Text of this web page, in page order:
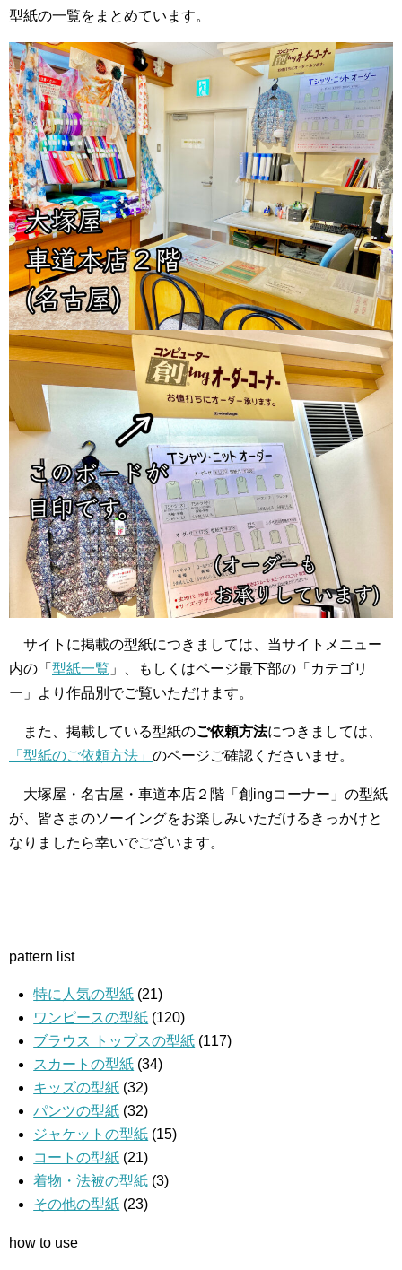
型紙の一覧をまとめています。
サイトに掲載の型紙につきましては、当サイトメニュー
内の「 型紙一覧 」、もしくはページ最下部の「カテゴリ
ー」より作品別でご覧いただけます。
また、掲載している型紙のご依頼方法につきましては、
「型紙のご依頼方法」 のページご確認くださいませ。
大塚屋・名古屋・車道本店２階「創ingコーナー」の型紙
が、皆さまのソーイングをお楽しみいただけるきっかけと
なりましたら幸いでございます。
pattern list
特に人気の型紙 (21)
ワンピースの型紙 (120)
ブラウス トップスの型紙 (117)
スカートの型紙 (34)
キッズの型紙 (32)
パンツの型紙 (32)
ジャケットの型紙 (15)
コートの型紙 (21)
着物・法被の型紙 (3)
その他の型紙 (23)
how to use